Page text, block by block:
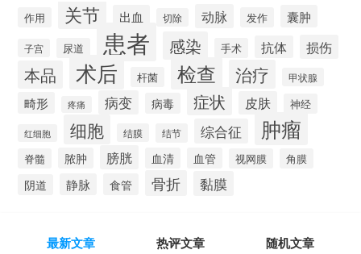
作用 关节 出血 切除 动脉 发作 囊肿
子宫 尿道 患者 感染 手术 抗体 损伤
本品 术后 杆菌 检查 治疗 甲状腺
畸形 疼痛 病变 病毒 症状 皮肤 神经
红细胞 细胞 结膜 结节 综合征 肿瘤
脊髓 脓肿 膀胱 血清 血管 视网膜 角膜
阴道 静脉 食管 骨折 黏膜
最新文章 热评文章 随机文章